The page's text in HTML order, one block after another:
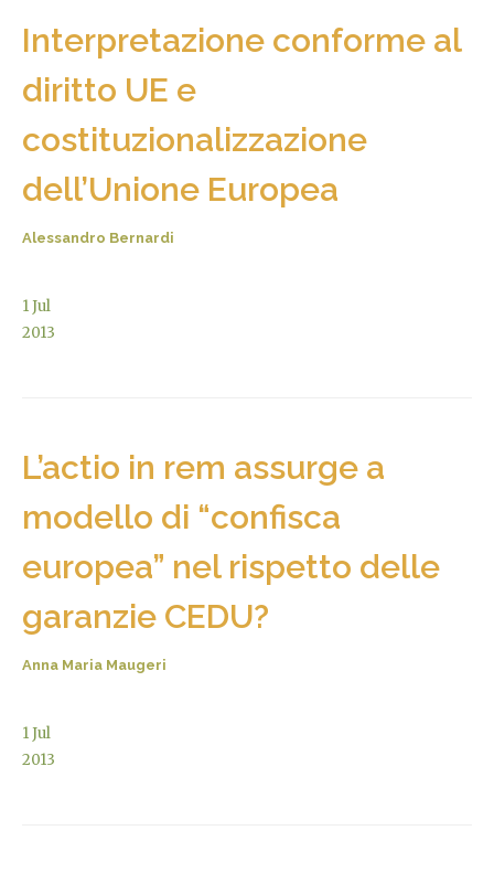
Interpretazione conforme al
diritto UE e
costituzionalizzazione
dell’Unione Europea
Alessandro Bernardi
1Jul
2013
L’actio in rem assurge a
modello di “confisca
europea” nel rispetto delle
garanzie CEDU?
Anna Maria Maugeri
1Jul
2013